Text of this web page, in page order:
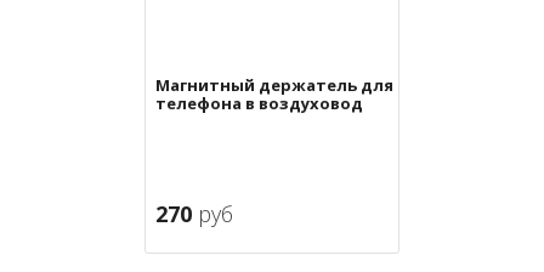
Магнитный держатель для
телефона в воздуховод
270 руб